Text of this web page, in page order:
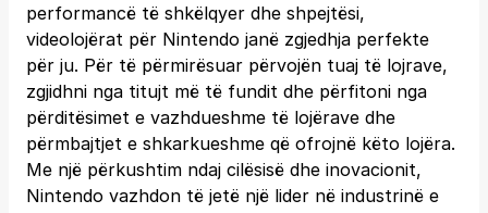
performancë të shkëlqyer dhe shpejtësi,
videolojërat për Nintendo janë zgjedhja perfekte
për ju. Për të përmirësuar përvojën tuaj të lojrave,
zgjidhni nga titujt më të fundit dhe përfitoni nga
përditësimet e vazhdueshme të lojërave dhe
përmbajtjet e shkarkueshme që ofrojnë këto lojëra.
Me një përkushtim ndaj cilësisë dhe inovacionit,
Nintendo vazhdon të jetë një lider në industrinë e